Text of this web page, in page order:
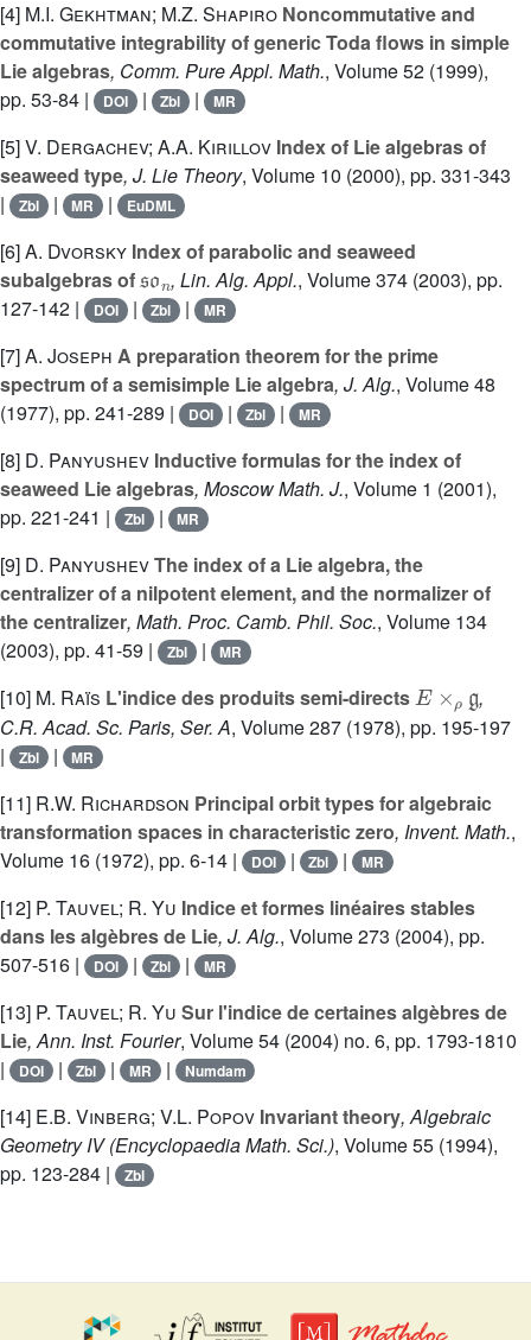
[4] M.I. Gekhtman; M.Z. Shapiro Noncommutative and
commutative integrability of generic Toda flows in simple
Lie algebras, Comm. Pure Appl. Math., Volume 52 (1999),
pp. 53-84 |
DOI | Zbl | MR
[5]V. Dergachev; A.A. Kirillov Index of Lie algebras of
seaweed type, J. Lie Theory, Volume 10 (2000), pp. 331-343
|
Zbl | MR | EuDML
[6]A. Dvorsky Index of parabolic and seaweed
subalgebras of
𝔰𝔬n
, Lin. Alg. Appl., Volume 374(2003), pp.
127-142 |
DOI | Zbl | MR
[7]A. Joseph A preparation theorem for the prime
spectrum of a semisimple Lie algebra, J. Alg., Volume 48
(1977), pp. 241-289 |
DOI | Zbl | MR
[8] D. Panyushev Inductive formulas for the index of
seaweed Lie algebras, Moscow Math. J., Volume 1 (2001),
pp. 221-241 |
Zbl | MR
[9] D. PanyushevThe index of a Lie algebra, the
centralizer of a nilpotent element, and the normalizer of
the centralizer, Math. Proc. Camb. Phil. Soc., Volume 134
(2003), pp. 41-59 |
Zbl | MR
[10] M. Raïs L'indice des produits semi-directs
,
C.R. Acad. Sc. Paris, Ser. A, Volume 287 (1978), pp. 195-197
|
Zbl | MR
[11] R.W. Richardson Principal orbit types for algebraic
transformation spaces in characteristic zero, Invent. Math.,
Volume 16 (1972), pp. 6-14 | DOI | Zbl | MR
[12] P. Tauvel; R. Yu Indice et formes linéaires stables
dans les algèbres de Lie, J. Alg., Volume 273 (2004), pp.
507-516 |
DOI | Zbl | MR
[13] P. Tauvel; R. Yu Sur l'indice de certaines algèbres de
Lie, Ann. Inst. Fourier, Volume 54 (2004) no. 6, pp. 1793-1810
|
DOI | Zbl | MR | Numdam
[14] E.B. Vinberg; V.L. Popov Invariant theory, Algebraic
Geometry IV(Encyclopaedia Math. Sci.), Volume 55 (1994),
pp. 123-284 |
Zbl